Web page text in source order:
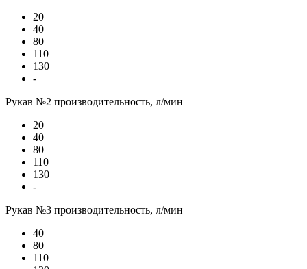
20
40
80
110
130
-
Рукав №2 производительность, л/мин
20
40
80
110
130
-
Рукав №3 производительность, л/мин
40
80
110